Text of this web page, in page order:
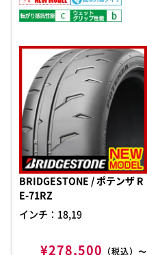
BRIDGESTONE / ポテンザ R
E-71RZ
インチ：18,19
¥278,500 （税込）〜